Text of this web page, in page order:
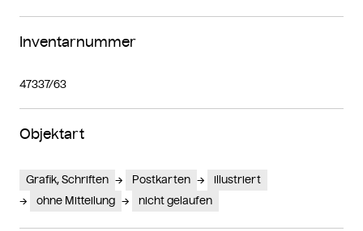
Inventarnummer
47337/63
Objektart
Grafik, Schriften Postkarten
illustriert
ohne Mitteilung
nicht gelaufen